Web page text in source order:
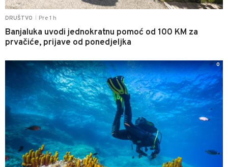
DRUŠTVO Pre 1 h
Banjaluka uvodi jednokratnu pomoć od 100 KM za
prvačiće, prijave od ponedjeljka
0